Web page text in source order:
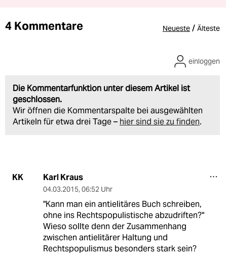
4 Kommentare Neueste / Älteste
Die Kommentarfunktion unter diesem Artikel ist
geschlossen.
Wir öffnen die Kommentarspalte bei ausgewählten
Artikeln für etwa drei Tage – hier sind sie zu finden.
einloggen
KK Karl Kraus
04.03.2015, 06:52 Uhr
"Kann man ein antielitäres Buch schreiben,
ohne ins Rechtspopulistische abzudriften?"
Wieso sollte denn der Zusammenhang
zwischen antielitärer Haltung und
Rechtspopulismus besonders stark sein?